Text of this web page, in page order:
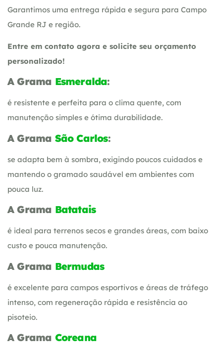
Garantimos uma entrega rápida e segura para Campo
Grande RJ e região.
Entre em contato agora e solicite seu orçamento
personalizado!
A Grama Esmeralda:
é resistente e perfeita para o clima quente, com
manutenção simples e ótima durabilidade.
A Grama São Carlos:
se adapta bem à sombra, exigindo poucos cuidados e
mantendo o gramado saudável em ambientes com
pouca luz.
A Grama Batatais
é ideal para terrenos secos e grandes áreas, com baixo
custo e pouca manutenção.
A Grama Bermudas
é excelente para campos esportivos e áreas de tráfego
intenso, com regeneração rápida e resistência ao
pisoteio.
A Grama Coreana